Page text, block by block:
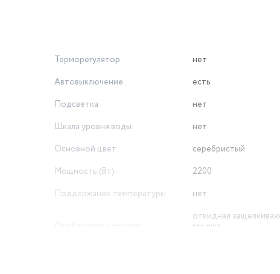
Терморегулятор
нет
Автовыключение
есть
Подсветка
нет
Шкала уровня воды
нет
Основной цвет
серебристый
Мощность (Вт)
2200
Поддержание температуры
нет
откидная
крышка